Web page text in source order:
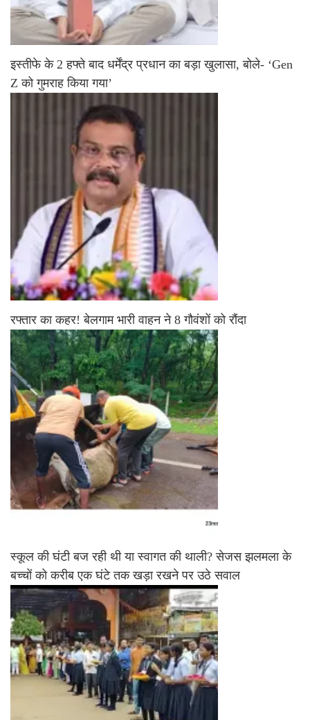
इस्तीफे के 2 हफ्ते बाद धर्मेंद्र प्रधान का बड़ा खुलासा, बोले- ‘Gen
Z को गुमराह किया गया’
रफ्तार का कहर! बेलगाम भारी वाहन ने 8 गौवंशों को रौंदा
स्कूल की घंटी बज रही थी या स्वागत की थाली? सेजस झलमला के
बच्चों को करीब एक घंटे तक खड़ा रखने पर उठे सवाल